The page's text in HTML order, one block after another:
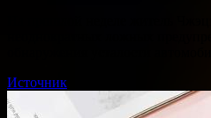
На прошлой неделе житель
неоднократных ложных
обнаружения усталости
Источник